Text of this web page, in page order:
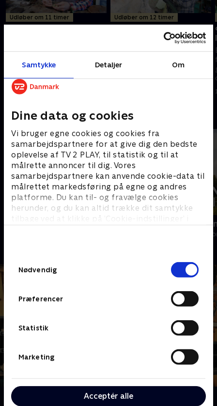
Samtykke Detaljer Om
Dine data og cookies
Vi bruger egne cookies og cookies fra
samarbejdspartnere for at give dig den bedste
oplevelse af TV 2 PLAY, til statistik og til at
målrette annoncer til dig. Vores
samarbejdspartnere kan anvende cookie-data til
målrettet markedsføring på egne og andres
platforme. Du kan til- og fravælge cookies
herunder, og du kan altid trække dit samtykke
tilbage ved at klikke på ’Cookie-indstillinger’ i
Nødvendig
Præferencer
Statistik
Marketing
Acceptér alle
Udløber om 11 timer
En over 100 år gammel
hinanden, men eksperten
Brenton West vil gøre sit
bedste, for at kærligheden
indeni kan leve videre.
17. august 2021 • 44 min
Udløber om 12 timer
8. Gyngehest og
flippermaskine
Tårerne får frit løb, når
forsøger at redde en gammel
gyngehest. Imens får en
Andre så også
Ryd op i dit liv Franske
Livsstil • 6
Om Værkstedet UK